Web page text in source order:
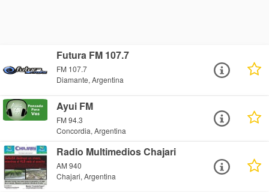
Futura FM 107.7
FM 107.7
Diamante, Argentina
Ayui FM
FM 94.3
Concordia, Argentina
Radio Multimedios Chajari
AM 940
Chajari, Argentina